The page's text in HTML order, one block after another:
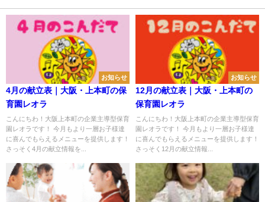
お知らせ
4月の献立表｜大阪・上本町の保
育園レオラ
こんにちわ！大阪上本町の企業主導型保育
園レオラです！ 今月もより一層お子様達
に喜んでもらえるメニューを提供します！
さっそく4月の献立情報を...
お知らせ
12月の献立表｜大阪・上本町の
保育園レオラ
こんにちわ！大阪上本町の企業主導型保育
園レオラです！ 今月もより一層お子様達
に喜んでもらえるメニューを提供します！
さっそく12月の献立情報...